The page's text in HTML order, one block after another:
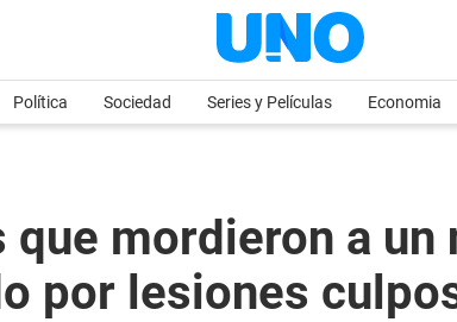
Política Sociedad Series y Películas Economia
mordieron a un
por lesiones